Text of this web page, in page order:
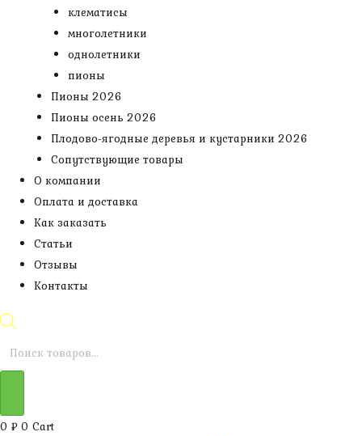
клематисы
многолетники
однолетники
пионы
Пионы 2026
Пионы осень 2026
Плодово-ягодные деревья и кустарники 2026
Сопутствующие товары
О компании
Оплата и доставка
Как заказать
Статьи
Отзывы
Контакты
Поиск
0 ₽ 0 Cart